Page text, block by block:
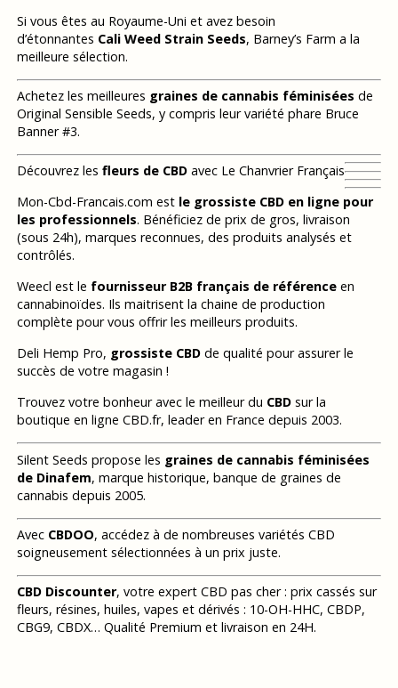
Si vous êtes au Royaume-Uni et avez besoin
d’étonnantes Cali Weed Strain Seeds, Barney’s Farm a la
meilleure sélection.
Achetez les meilleures graines de cannabis féminisées de
Original Sensible Seeds, y compris leur variété phare Bruce
Banner #3.
Découvrez les fleurs de CBDavec Le Chanvrier Français
Mon-Cbd-Francais.com est le grossiste CBD en ligne pour
les professionnels. Bénéficiez de prix de gros, livraison
(sous 24h), marques reconnues, des produits analysés et
contrôlés.
Weecl est le fournisseur B2B français de référenceen
cannabinoïdes. Ils maitrisent la chaine de production
complète pour vous offrir les meilleurs produits.
Deli Hemp Pro, grossiste CBDde qualité pour assurer le
succès de votre magasin !
Trouvez votre bonheur avec le meilleur du CBDsur la
boutique en ligne CBD.fr, leader en France depuis 2003.
Silent Seeds propose les graines de cannabis féminisées
de Dinafem, marque historique, banque de graines de
cannabis depuis 2005.
Avec CBDOO, accédez à de nombreuses variétés CBD
soigneusement sélectionnées à un prix juste.
CBD Discounter, votre expert CBD pas cher : prix cassés sur
fleurs, résines, huiles, vapes et dérivés : 10-OH-HHC, CBDP,
CBG9, CBDX… Qualité Premium et livraison en 24H.